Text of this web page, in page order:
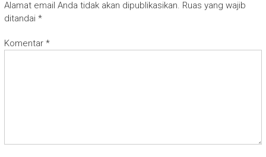
Alamat email Anda tidak akan dipublikasikan. Ruas yang wajib
ditandai *
Komentar *